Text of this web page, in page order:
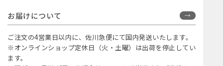
お届けについて
ご注文の4営業日以内に、佐川急便にて国内発送いたします。
※オンラインショップ定休日（火・土曜）は出荷を停止してい
ます。